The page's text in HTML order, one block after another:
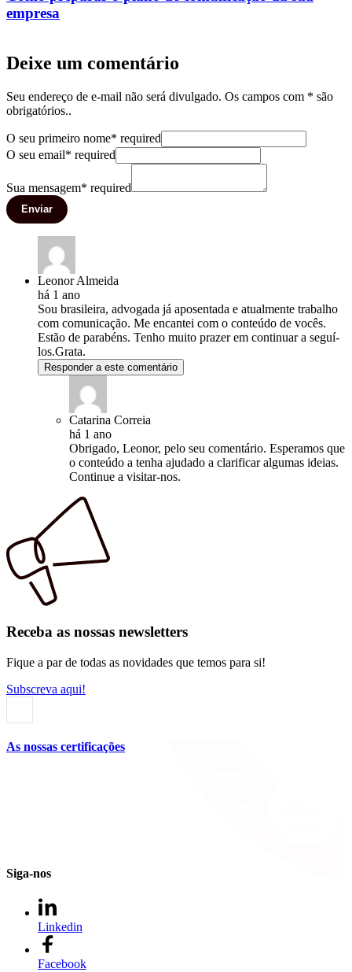
empresa
Deixe um comentário
Seu endereço de e-mail não será divulgado. Os campos com * são
obrigatórios..
O seu primeiro nome* required
O seu email* required
Sua mensagem* required
Enviar
Leonor Almeida
há 1 ano
Sou brasileira, advogada já aposentada e atualmente trabalho
com comunicação. Me encantei com o conteúdo de vocês.
Estão de parabéns. Tenho muito prazer em continuar a seguí-
los.Grata.
Responder a este comentário
Catarina Correia
há 1 ano
Obrigado, Leonor, pelo seu comentário. Esperamos que
o conteúdo a tenha ajudado a clarificar algumas ideias.
Continue a visitar-nos.
Receba as nossas newsletters
Fique a par de todas as novidades que temos para si!
Subscreva aqui!
As nossas certificações
Siga-nos
Linkedin
Facebook